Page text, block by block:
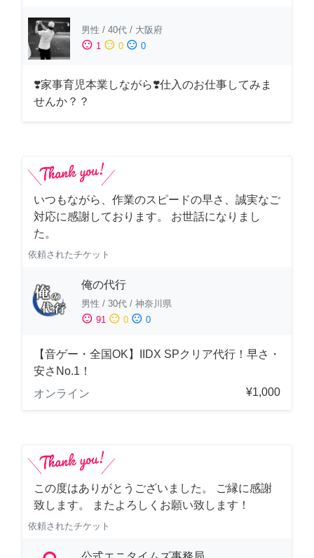
男性 / 40代 / 大阪府
sentiment_satisfied 1 sentiment_neutral 0 sentiment_dissatisfied 0
❣️家事育児本業しながら❣️仕入のお仕事してみま
せんか？？
いつもながら、作業のスピードの早さ、誠実なご
対応に感謝しております。 お世話になりまし
た。
依頼されたチケット
俺の代行
男性 / 30代 / 神奈川県
sentiment_satisfied 91 sentiment_neutral 0 sentiment_dissatisfied 0
【音ゲー・全国OK】IIDX SPクリア代行！早さ・
安さNo.1！
オンライン
¥1,000
この度はありがとうございました。 ご縁に感謝
致します。 またよろしくお願い致します！
依頼されたチケット